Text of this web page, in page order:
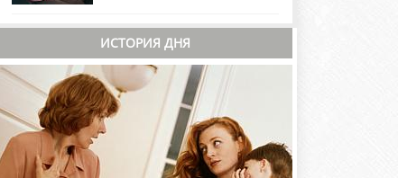
ИСТОРИЯ ДНЯ